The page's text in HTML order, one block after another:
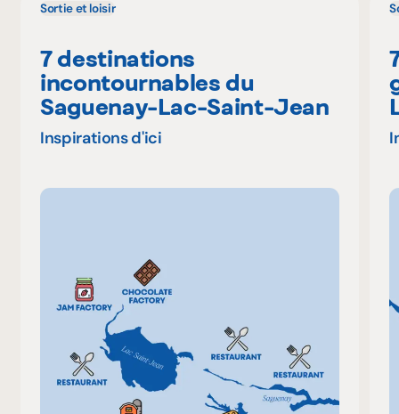
Sortie et loisir
7 destinations
incontournables du
Saguenay-Lac-Saint-Jean
Inspirations d'ici